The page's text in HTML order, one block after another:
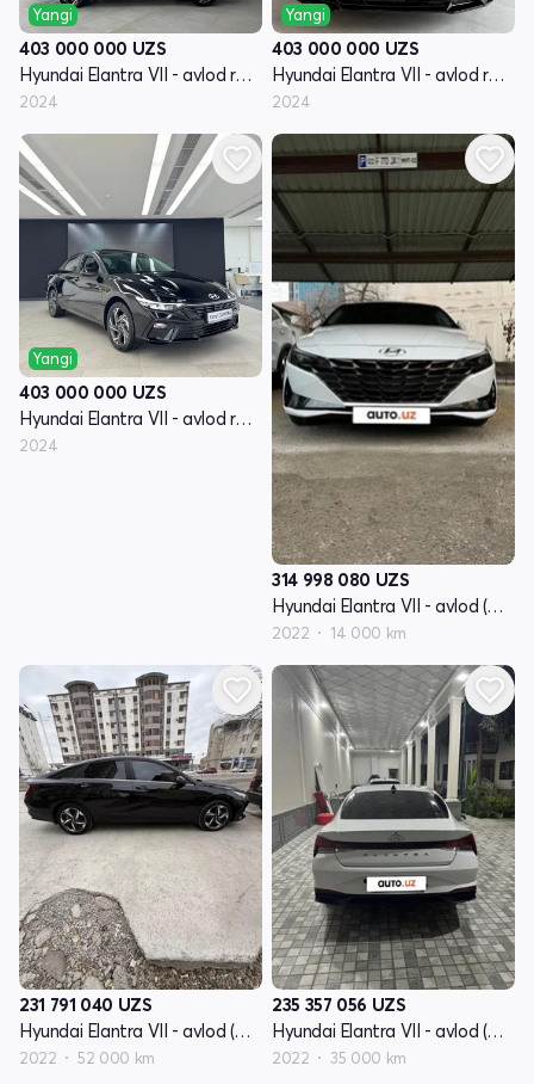
Yangi
403 000 000 UZS
Hyundai Elantra VII - avlod restayling (CN7)
2024
Yangi
403 000 000 UZS
Hyundai Elantra VII - avlod restayling (CN7)
2024
Yangi
403 000 000 UZS
Hyundai Elantra VII - avlod restayling (CN7)
2024
314 998 080 UZS
Hyundai Elantra VII - avlod (CN7)
2022 14 000 km
231 791 040 UZS
Hyundai Elantra VII - avlod (CN7)
2022 52 000 km
235 357 056 UZS
Hyundai Elantra VII - avlod (CN7)
2022 35 000 km